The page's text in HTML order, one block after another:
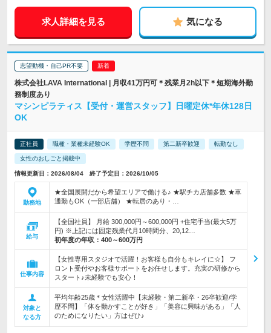
求人詳細を見る 気になる
志望動機・自己PR不要
株式会社LAVA International | 月収41万円可＊残業月2h以下＊短期海外勤
務制度あり
マシンピラティス【受付・運営スタッフ】日曜定休*年休128日
OK
正社員 職種・業種未経験OK 学歴不問 第二新卒歓迎 転勤なし
女性のおしごと掲載中
情報更新日：2026/08/04 終了予定日：2026/10/05
勤務地
★全国展開だから希望エリアで働ける♪ ★駅チカ店舗多数 ★車
通勤もOK（一部店舗） ★転居のあり・…
給与
【全国社員】 月給 300,000円～600,000円 +住宅手当(最大5万
円) ※上記には固定残業代月10時間分、20,12…
初年度の年収： 400～600万円
仕事内容
【女性専用スタジオで活躍！お客様も自分もキレイに☆】 フ
ロント受付やお客様サポートをお任せします。充実の研修から
スタート♪未経験でも安心！
対象と
なる方
平均年齢25歳＊女性活躍中【未経験・第二新卒・26卒歓迎/学
歴不問】「体を動かすことが好き」「美容に興味がある」「人
のためになりたい」方はぜひ♪